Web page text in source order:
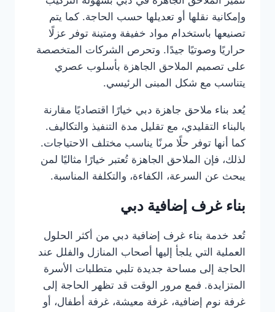
وإمكانية نقلها أو تعديلها حسب الحاجة. كما يتم
تصنيعها باستخدام مواد خفيفة ومتينة توفر عزلًا
حراريًا وصوتيًا جيدًا. وتحرص الشركات المتخصصة
على تصميم الملاحق الجاهزة بأسلوب عصري
يتناسب مع شكل المبنى الرئيسي.
يُعد بناء ملاحق جاهزة دبي خيارًا اقتصاديًا مقارنة
بالبناء التقليدي، مع تقليل مدة التنفيذ والتكاليف.
كما أنها توفر حلًا مرنًا يناسب مختلف الاحتياجات.
لذلك، فإن الملاحق الجاهزة تُعتبر خيارًا مثاليًا لمن
يبحث عن السرعة، الكفاءة، والتكلفة المناسبة.
بناء غرف إضافية دبي
تُعد خدمة بناء غرف إضافية دبي من أكثر الحلول
العملية التي يلجأ إليها أصحاب المنازل والفلل عند
الحاجة إلى مساحة جديدة تلبي متطلبات الأسرة
المتزايدة. فمع مرور الوقت قد تظهر الحاجة إلى
غرفة نوم إضافية، غرفة معيشة، غرفة أطفال، أو